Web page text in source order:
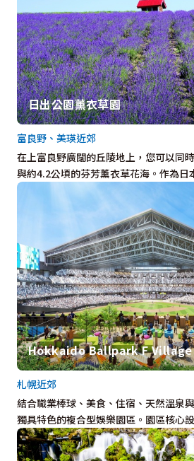
日出公園薰衣草園
在上富良野廣闊的丘陵地上，您可以同
與約4.2公頃的芬芳薰衣草花海。作為
富良野、美瑛近郊
Hokkaido Ballpark F Village
結合職業棒球、美食、住宿、天然溫泉
獨具特色的複合型娛樂園區。園區核心
札幌近郊